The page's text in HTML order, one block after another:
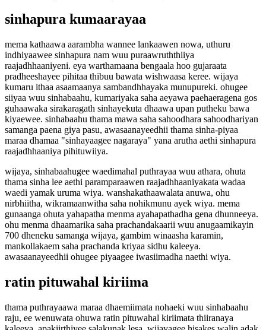
sinhapura kumaarayaa
mema kathaawa aarambha wannee lankaawen nowa, uthuru
indhiyaawee sinhapura nam wuu puraawruththiiya
raajadhhaaniyeni. eya warthamaana bengaala hoo gujaraata
pradheeshayee pihitaa thibuu bawata wishwaasa keree. wijaya
kumaru ithaa asaamaanya sambandhhayaka munupureki. ohugee
siiyaa wuu sinhabaahu, kumariyaka saha aeyawa paehaeragena gos
guhaawaka sirakaragath sinhayekuta dhaawa upan putheku bawa
kiyaewee. sinhabaahu thama mawa saha sahoodhara sahoodhariyan
samanga paena giya pasu, awasaanayeedhii thama sinha-piyaa
maraa dhamaa "sinhayaagee nagaraya" yana arutha aethi sinhapura
raajadhhaaniya pihituwiiya.
wijaya, sinhabaahugee waedimahal puthrayaa wuu athara, ohuta
thama sinha lee aethi paramparaawen raajadhhaaniyakata wadaa
waedi yamak uruma wiya. wanshakathaawalata anuwa, ohu
nirbhiitha, wikramaanwitha saha nohikmunu ayek wiya. mema
gunaanga ohuta yahapatha menma ayahapathadha gena dhunneeya.
ohu menma dhaamarika saha prachandakaarii wuu anugaamikayin
700 dheneku samanga wijaya, gambim winaasha karamin,
mankollakaem saha prachanda kriyaa sidhu kaleeya.
awasaanayeedhii ohugee piyaagee iwasiimadha naethi wiya.
ratin pituwahal kiriima
thama puthrayaawa maraa dhaemiimata nohaeki wuu sinhabaahu
raju, ee wenuwata ohuwa ratin pituwahal kiriimata thiiranaya